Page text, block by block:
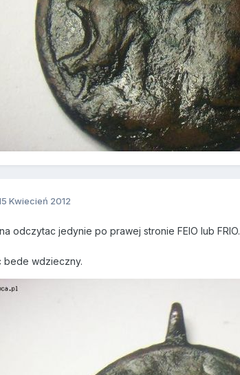
Kwiecień 2012
odczytac jedynie po prawej stronie FEIO lub FRIO.
bede wdzieczny.